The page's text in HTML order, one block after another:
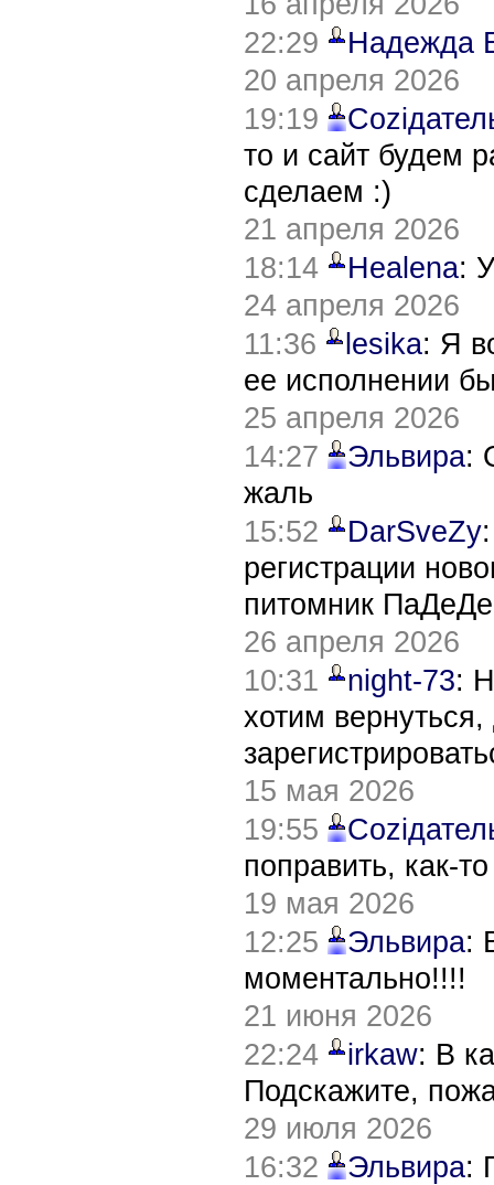
22:29
Надежда
20 апреля 2026
19:19
то и сайт будем
сделаем :)
21 апреля 2026
18:14
Healena:
24 апреля 2026
11:36
lesika: Я
ее исполнении
25 апреля 2026
14:27
Эльвира:
жаль
15:52
DarSveZy
регистрации
питомник
26 апреля 2026
10:31
night-73:
хотим
15 мая 2026
19:55
поправить, как-
19 мая 2026
12:25
Эльвира:
моментально!!!!
21 июня 2026
22:24
irkaw: В
Подскажите,
29 июля 2026
16:32
Эльвира: